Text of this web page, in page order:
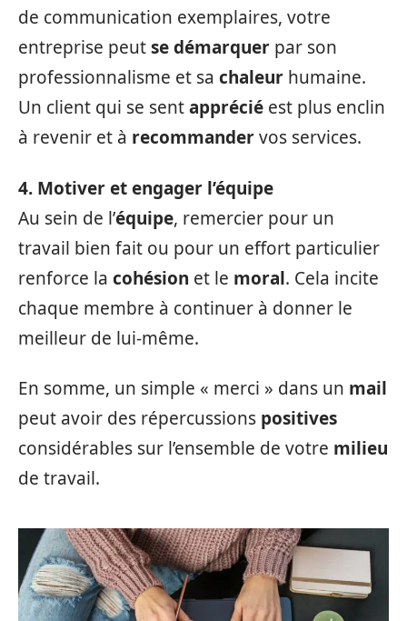
de communication exemplaires, votre
entreprise peutse démarquer par son
professionnalisme et sa chaleur humaine.
Un client qui se sentapprécié est plus enclin
à revenir et à recommandervos services.
4. Motiver et engager l’équipe
Au sein de l’équipe, remercier pour un
travail bien fait ou pour un effort particulier
renforce la cohésion et le moral. Cela incite
chaque membre à continuer à donner le
meilleur de lui-même.
En somme, un simple « merci » dans un mail
peut avoir des répercussions positives
considérables sur l’ensemble de votre milieu
de travail.